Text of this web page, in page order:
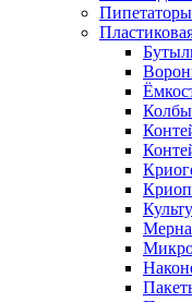
Пипетаторы
Колбы